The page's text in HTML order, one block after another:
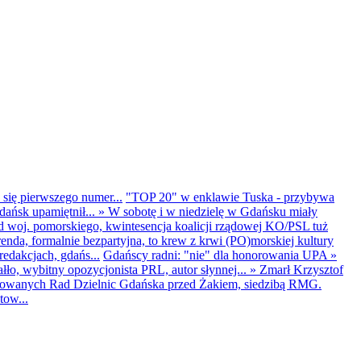
pierwszego numer... "TOP 20" w enklawie Tuska - przybywa
upamiętnił... » W sobotę i w niedzielę w Gdańsku miały
woj. pomorskiego, kwintesencja koalicji rządowej KO/PSL tuż
formalnie bezpartyjna, to krew z krwi (PO)morskiej kultury
gdańs... Gdańscy radni: "nie" dla honorowania UPA »
wybitny opozycjonista PRL, autor słynnej... » Zmarł Krzysztof
Rad Dzielnic Gdańska przed Żakiem, siedzibą RMG.